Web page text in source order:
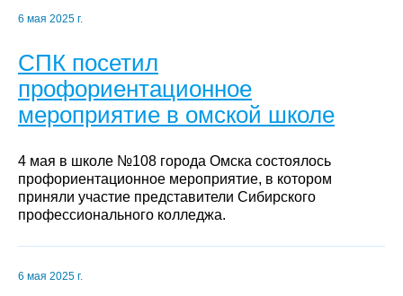
6 мая 2025 г.
СПК посетил
профориентационное
мероприятие в омской школе
4 мая в школе №108 города Омска состоялось
профориентационное мероприятие, в котором
приняли участие представители Сибирского
профессионального колледжа.
6 мая 2025 г.